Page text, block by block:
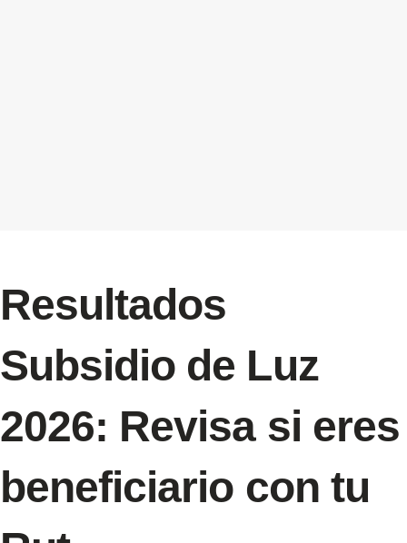
Resultados
Subsidio de Luz
2026: Revisa si eres
beneficiario con tu